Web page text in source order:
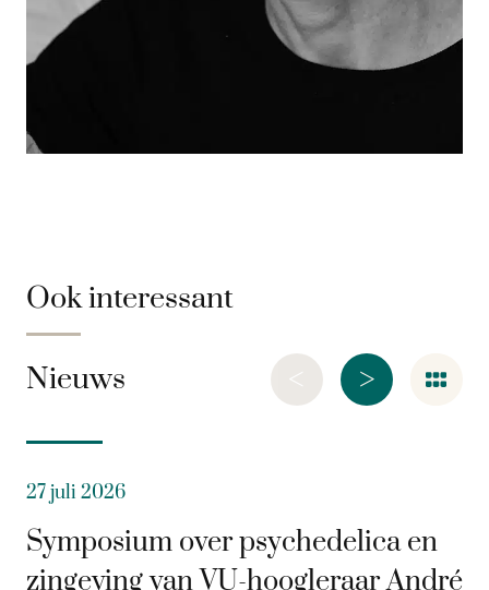
Ook interessant
Nieuws >
<
27 juli 2026
Symposium over psychedelica en
zingeving van VU-hoogleraar André